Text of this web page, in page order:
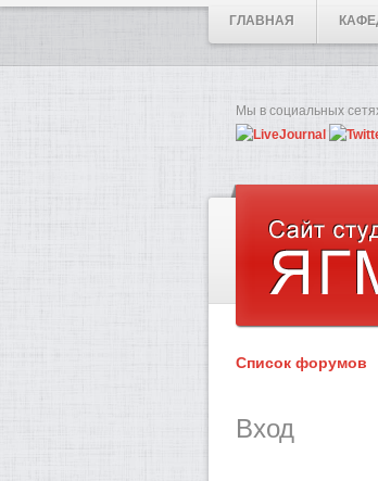
ГЛАВНАЯ
Мы в социальных
Список форумов
Вход